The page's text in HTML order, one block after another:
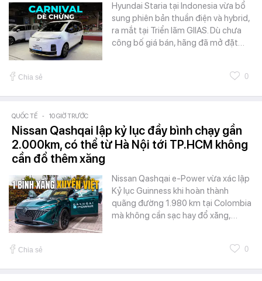
Hyundai Staria tại Indonesia vừa bổ
sung phiên bản thuần điện và hybrid,
ra mắt tại Triển lãm GIIAS. Dù chưa
công bố giá bán, hãng đã mở đặt…
Chia sẻ 0
QUỐC TẾ - 10 GIỜ TRƯỚC
Nissan Qashqai lập kỷ lục đầy bình chạy gần
2.000km, có thể từ Hà Nội tới TP.HCM không
cần đổ thêm xăng
Nissan Qashqai e-Power vừa xác lập
Kỷ lục Guinness khi hoàn thành
quãng đường 1.980 km tại Colombia
mà không cần sạc hay đổ xăng,…
Chia sẻ 0